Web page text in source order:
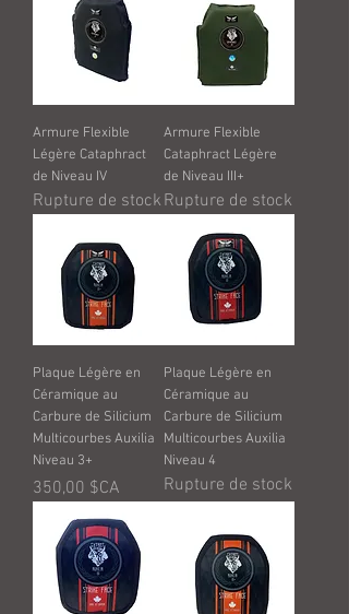
Armure Flexible
Légère Cataphract
de Niveau IV
Rupture de stock
Armure Flexible
Cataphract Légère
de Niveau III+
Rupture de stock
Plaque Légère en
Céramique au
Carbure de Silicium
Multicourbes Auxilia
Niveau 3+
Prix
350,00 $CA
Plaque Légère en
Céramique au
Carbure de Silicium
Multicourbes Auxilia
Niveau 4
Rupture de stock